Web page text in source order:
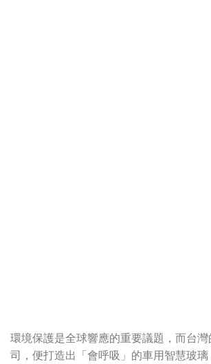
環境保護是全球響應的重要議題，而台
司，便打造出「會呼吸」的車用智慧玻